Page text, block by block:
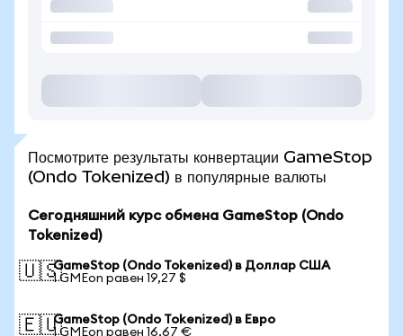
Посмотрите результаты конвертации GameStop
(Ondo Tokenized) в популярные валюты
Сегодняшний курс обмена GameStop (Ondo
Tokenized)
🇺🇸GameStop (Ondo Tokenized) в Доллар США
1 GMEon равен 19,27 $
🇪🇺GameStop (Ondo Tokenized) в Евро
1 GMEon равен 16,67 €